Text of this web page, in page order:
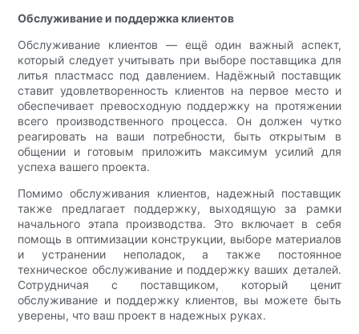
Обслуживание и поддержка клиентов
Обслуживание клиентов — ещё один важный аспект,
который следует учитывать при выборе поставщика для
литья пластмасс под давлением. Надёжный поставщик
ставит удовлетворенность клиентов на первое место и
обеспечивает превосходную поддержку на протяжении
всего производственного процесса. Он должен чутко
реагировать на ваши потребности, быть открытым в
общении и готовым приложить максимум усилий для
успеха вашего проекта.
Помимо обслуживания клиентов, надежный поставщик
также предлагает поддержку, выходящую за рамки
начального этапа производства. Это включает в себя
помощь в оптимизации конструкции, выборе материалов
и устранении неполадок, а также постоянное
техническое обслуживание и поддержку ваших деталей.
Сотрудничая с поставщиком, который ценит
обслуживание и поддержку клиентов, вы можете быть
уверены, что ваш проект в надежных руках.